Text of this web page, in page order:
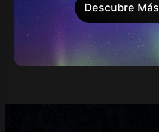
Descubre Más